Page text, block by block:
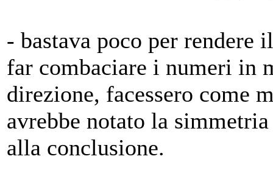
- bastava poco per rendere
far combaciare i numeri in
direzione, facessero come
avrebbe notato la
alla conclusione.